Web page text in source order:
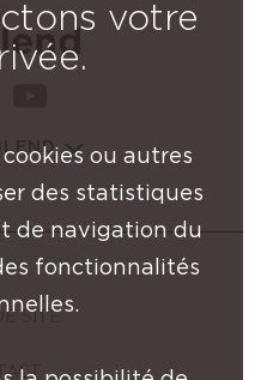
SITE
votre
ou autres
des statistiques
de navigation du
fonctionnalités